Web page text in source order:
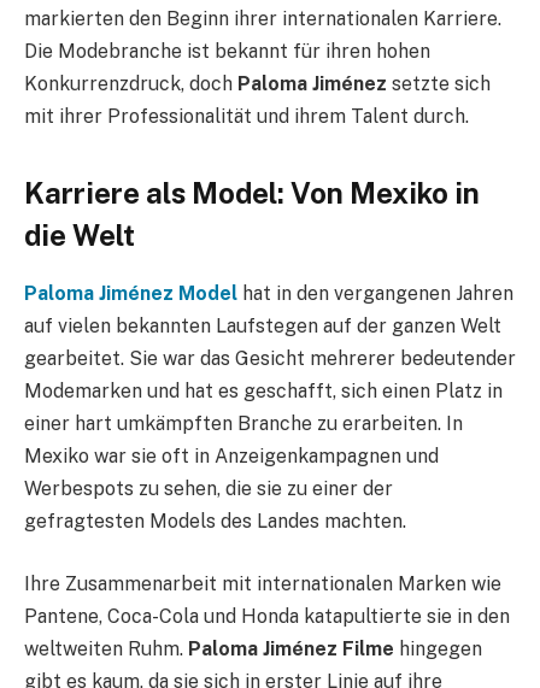
markierten den Beginn ihrer internationalen Karriere.
Die Modebranche ist bekannt für ihren hohen
Konkurrenzdruck, doch Paloma Jiménez setzte sich
mit ihrer Professionalität und ihrem Talent durch.
Karriere als Model: Von Mexiko in
die Welt
Paloma Jiménez Model hat in den vergangenen Jahren
auf vielen bekannten Laufstegen auf der ganzen Welt
gearbeitet. Sie war das Gesicht mehrerer bedeutender
Modemarken und hat es geschafft, sich einen Platz in
einer hart umkämpften Branche zu erarbeiten. In
Mexiko war sie oft in Anzeigenkampagnen und
Werbespots zu sehen, die sie zu einer der
gefragtesten Models des Landes machten.
Ihre Zusammenarbeit mit internationalen Marken wie
Pantene, Coca-Cola und Honda katapultierte sie in den
weltweiten Ruhm. Paloma Jiménez Filme hingegen
gibt es kaum, da sie sich in erster Linie auf ihre